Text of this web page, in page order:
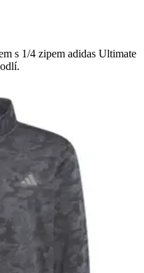
s 1/4 zipem adidas Ultimate